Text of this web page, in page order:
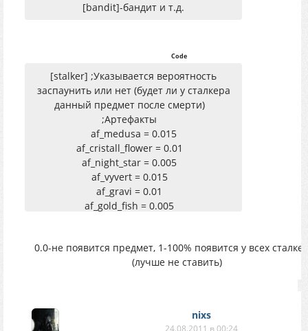
[bandit]-бандит и т.д.
Code
[stalker] ;Указывается вероятность
заспаунить или нет (будет ли у сталкера
данный предмет после смерти)
;Артефакты
af_medusa = 0.015
af_cristall_flower = 0.01
af_night_star = 0.005
af_vyvert = 0.015
af_gravi = 0.01
af_gold_fish = 0.005
af_soul = 0.005
af_electra_sparkler = 0.015
0.0-не появится предмет, 1-100% появится у всех
(лучше не ставить)
nixs
24.08.2011 в 00:24